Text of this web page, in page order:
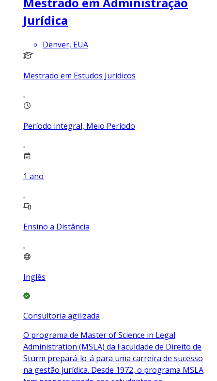
Jurídica
Denver, EUA
Mestrado em Estudos Jurídicos
Período integral, Meio Período
1 ano
Ensino a Distância
Inglês
Consultoria agilizada
O programa de Master of Science in Legal
Administration (MSLA) da Faculdade de Direito de
Sturm prepará-lo-á para uma carreira de sucesso
na gestão jurídica. Desde 1972, o programa MSLA